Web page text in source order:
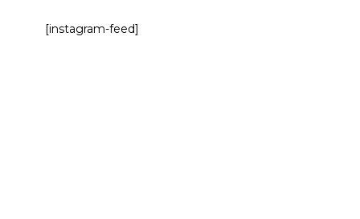
[instagram-feed]